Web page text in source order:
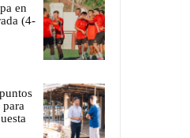
en
(4-